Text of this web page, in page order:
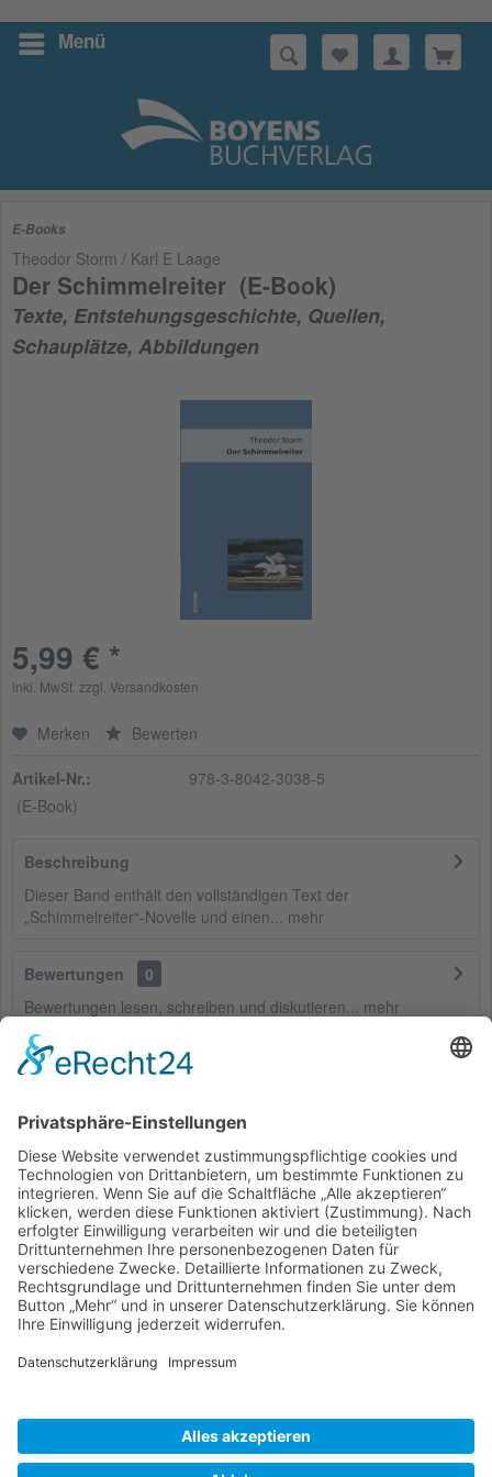
Menü
E-Books
Theodor Storm / Karl E Laage
Der Schimmelreiter (E-Book)
Texte, Entstehungsgeschichte, Quellen,
Schauplätze, Abbildungen
5,99 € *
inkl. MwSt. zzgl. Versandkosten
Merken Bewerten
Artikel-Nr.:
978-3-8042-3038-5
(E-Book)
Beschreibung
Dieser Band enthält den vollständigen Text der
„Schimmelreiter“-Novelle und einen... mehr
Bewertungen
0
Bewertungen lesen, schreiben und diskutieren... mehr
Ähnliche Artikel
Service Hotline
Shop Service
Informationen
* Alle Preise inkl. gesetzl. Mehrwertsteuer zzgl.Versandkostenund ggf.
Nachnahmegebühren, wenn nicht anders beschrieben
Bestellung Downloads
Widerrufsbelehrung Datenschutz